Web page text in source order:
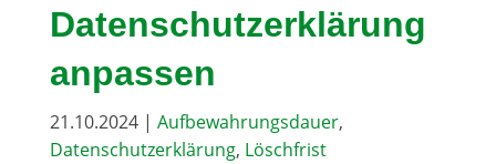
Datenschutzerklärung
anpassen
21.10.2024| Aufbewahrungsdauer,
Datenschutzerklärung, Löschfrist